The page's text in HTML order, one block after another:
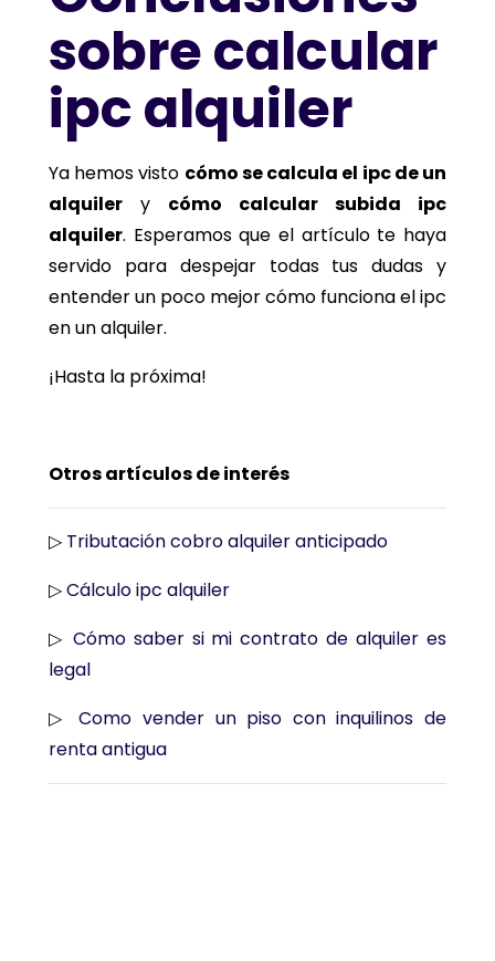
sobre calcular
ipc alquiler
Ya hemos visto cómo se calcula el ipc de un
alquiler y cómo calcular subida ipc
alquiler. Esperamos que el artículo te haya
servido para despejar todas tus dudas y
entender un poco mejor cómo funciona el ipc
en un alquiler.
¡Hasta la próxima!
Otros artículos de interés
▷ Tributación cobro alquiler anticipado
▷Cálculo ipc alquiler
▷ Cómo saber si mi contrato de alquiler es
legal
▷Como vender un piso con inquilinos de
renta antigua